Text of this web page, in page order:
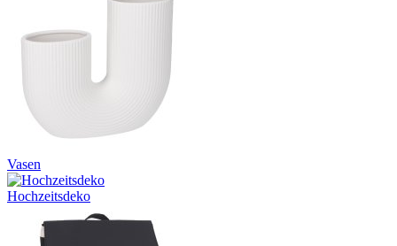
Vasen
Hochzeitsdeko